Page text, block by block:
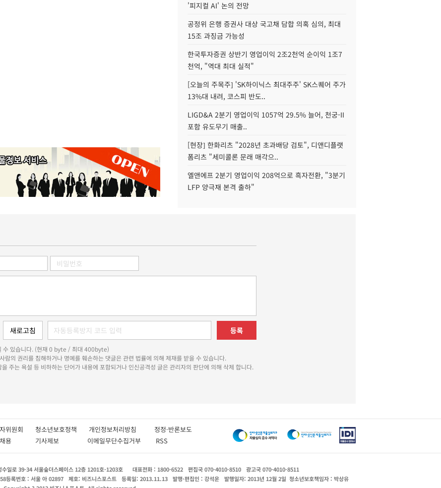
'피지컬 AI' 논의 전망
공정위 은행 증권사 대상 국고채 담합 의혹 심의, 최대
15조 과징금 가능성
한국투자증권 상반기 영업이익 2조2천억 순이익 1조7
천억, "역대 최대 실적"
[오늘의 주목주] 'SK하이닉스 최대주주' SK스퀘어 주가
13%대 내려, 코스피 반도..
LIGD&A 2분기 영업이익 1057억 29.5% 늘어, 천궁-II
포함 유도무기 매출..
[현장] 한화리츠 "2028년 초과배당 검토", 디앤디플랫
폼리츠 "세미콜론 문래 매각으..
엘앤에프 2분기 영업이익 208억으로 흑자전환, "3분기
LFP 양극재 본격 출하"
등록
수 있습니다. (현재 0 byte / 최대 400byte)
람의 권리를 침해하거나 명예를 훼손하는 댓글은 관련 법률에 의해 제재를 받을 수 있습니다.
주는 욕설 등 비하하는 단어가 내용에 포함되거나 인신공격성 글은 관리자의 판단에 의해 삭제 합니다.
자위원회 청소년보호정책 개인정보처리방침 정정·반론보도
채용 기사제보 이메일무단수집거부 RSS
수일로 39-34 서울숲더스페이스 12층 1201호-1203호 대표전화 : 1800-6522 편집국 070-4010-8510
광고국 070-4010-8511
등록번호 : 서울 아 02897 제호: 비즈니스포스트 등록일: 2013.11.13 발행·편집인 : 강석운 발행일자: 2013년 12월 2일 청소년보호책임자 : 박상유